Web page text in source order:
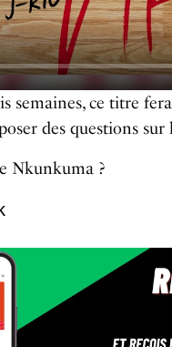
semaines, ce titre
des questions
Nkunkuma ?